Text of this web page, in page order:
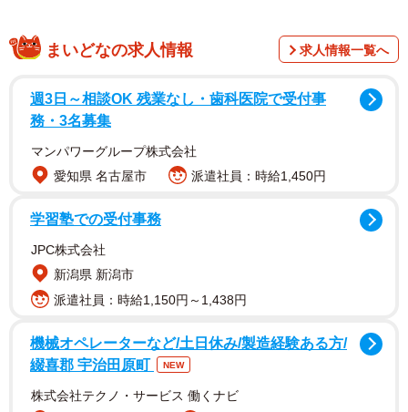
ずんだ餅
の販売店の店頭に飾られたずんだもん。近年、
YouTube動画などの合成音声キャラクターとしてなんでも
かんでも使われがちなずんだもんだが、そもそもはずんだ
餅をモチーフにした東北地方のマスコットキャラクターと
利用されているのを見るのはかえってレアかもしれない。
まいどなの求人情報 求人情報一覧へ
週3日～相談OK 残業なし・歯科医院で受付事
務・3名募集
マンパワーグループ株式会社
愛知県 名古屋市
派遣社員：時給1,450円
学習塾での受付事務
JPC株式会社
新潟県 新潟市
派遣社員：時給1,150円～1,438円
機械オペレーターなど/土日休み/製造経験ある方/
綴喜郡 宇治田原町
NEW
株式会社テクノ・サービス 働くナビ